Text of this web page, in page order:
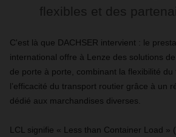
flexibles et des
C'est là que DACHSER intervient : le
international offre à Lenze des solutions
de porte à porte, combinant la flexibilité du
l’efficacité du transport routier grâce à un
dédié aux marchandises diverses.
LCL signifie « Less than Container Load »